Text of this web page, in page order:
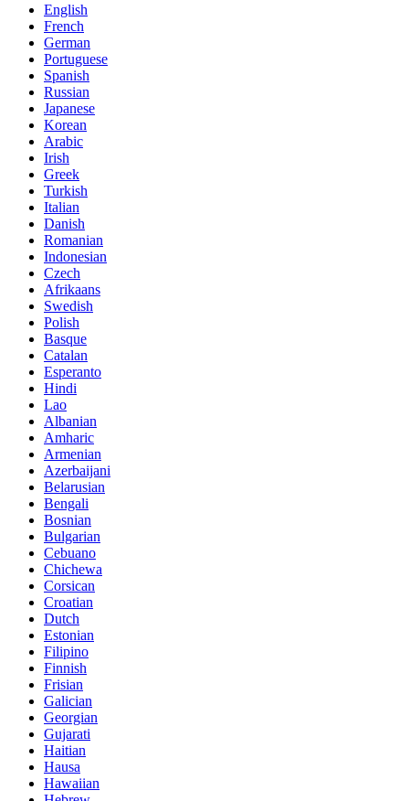
English
French
German
Portuguese
Spanish
Russian
Japanese
Korean
Arabic
Irish
Greek
Turkish
Italian
Danish
Romanian
Indonesian
Czech
Afrikaans
Swedish
Polish
Basque
Catalan
Esperanto
Hindi
Lao
Albanian
Amharic
Armenian
Azerbaijani
Belarusian
Bengali
Bosnian
Bulgarian
Cebuano
Chichewa
Corsican
Croatian
Dutch
Estonian
Filipino
Finnish
Frisian
Galician
Georgian
Gujarati
Haitian
Hausa
Hawaiian